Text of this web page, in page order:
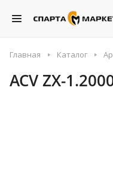
Главная Каталог
ACV ZX-